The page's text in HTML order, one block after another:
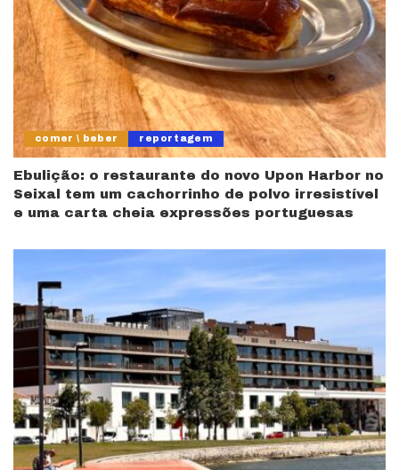
comer \ beber reportagem
Ebulição: o restaurante do novo Upon Harbor no
Seixal tem um cachorrinho de polvo irresistível
e uma carta cheia expressões portuguesas